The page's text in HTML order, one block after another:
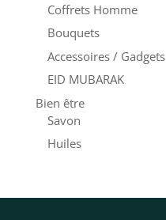
Coffrets Homme
Bouquets
Accessoires / Gadgets
EID MUBARAK
Bien être
Savon
Huiles